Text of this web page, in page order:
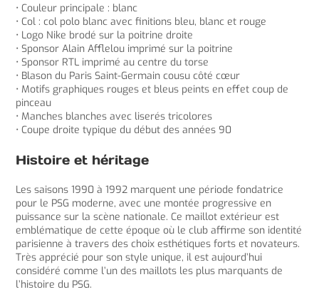
• Couleur principale : blanc
• Col : col polo blanc avec finitions bleu, blanc et rouge
• Logo Nike brodé sur la poitrine droite
• Sponsor Alain Afflelou imprimé sur la poitrine
• Sponsor RTL imprimé au centre du torse
• Blason du Paris Saint-Germain cousu côté cœur
• Motifs graphiques rouges et bleus peints en effet coup de
pinceau
• Manches blanches avec liserés tricolores
• Coupe droite typique du début des années 90
Histoire et héritage
Les saisons 1990 à 1992 marquent une période fondatrice
pour le PSG moderne, avec une montée progressive en
puissance sur la scène nationale. Ce maillot extérieur est
emblématique de cette époque où le club affirme son identité
parisienne à travers des choix esthétiques forts et novateurs.
Très apprécié pour son style unique, il est aujourd’hui
considéré comme l’un des maillots les plus marquants de
l’histoire du PSG.